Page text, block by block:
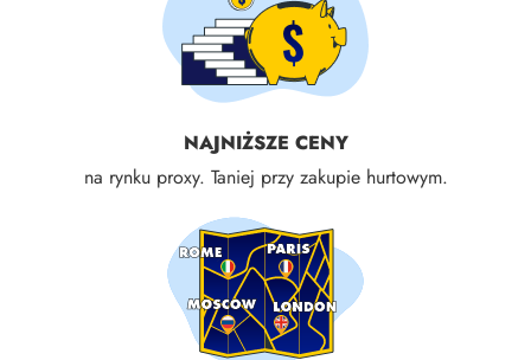
NAJNIŻSZE CENY
na rynku proxy. Taniej przy zakupie hurtowym.